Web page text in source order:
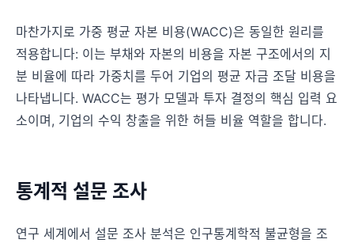
마찬가지로 가중 평균 자본 비용(WACC)은 동일한 원리를
적용합니다: 이는 부채와 자본의 비용을 자본 구조에서의 지
분 비율에 따라 가중치를 두어 기업의 평균 자금 조달 비용을
나타냅니다. WACC는 평가 모델과 투자 결정의 핵심 입력 요
소이며, 기업의 수익 창출을 위한 허들 비율 역할을 합니다.
통계적 설문 조사
연구 세계에서 설문 조사 분석은 인구통계학적 불균형을 조